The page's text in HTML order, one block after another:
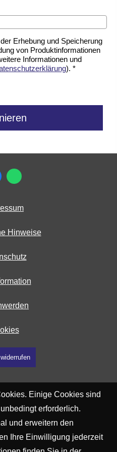
Erhebung und Speicherung
von Produktinformationen
Informationen und
). *
Hinweise
Einige Cookies sind
erforderlich.
und erweitern den
Ihre Einwilligung jederzeit